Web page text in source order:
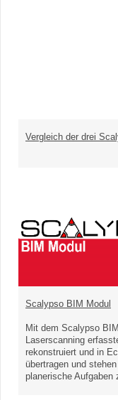
Vergleich der drei
Scalypso BIM Modul
Mit dem Scalypso
Laserscanning
rekonstruiert und in
übertragen und
planerische Aufgaben